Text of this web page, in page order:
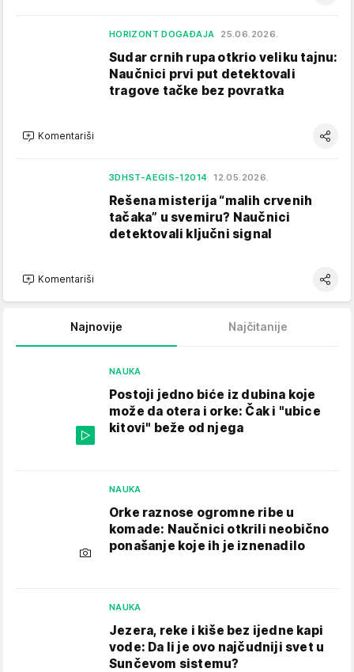
HORIZONT DOGAĐAJA 25.06.2026.
Sudar crnih rupa otkrio veliku tajnu:
Naučnici prvi put detektovali
tragove tačke bez povratka
Komentariši
3DHST-AEGIS-12014 12.05.2026.
Rešena misterija “malih crvenih
tačaka” u svemiru? Naučnici
detektovali ključni signal
Komentariši
Najnovije Najčitanije
NAUKA
Postoji jedno biće iz dubina koje
može da otera i orke: Čak i "ubice
kitovi" beže od njega
NAUKA
Orke raznose ogromne ribe u
komade: Naučnici otkrili neobično
ponašanje koje ih je iznenadilo
NAUKA
Jezera, reke i kiše bez ijedne kapi
vode: Da li je ovo najčudniji svet u
Sunčevom sistemu?